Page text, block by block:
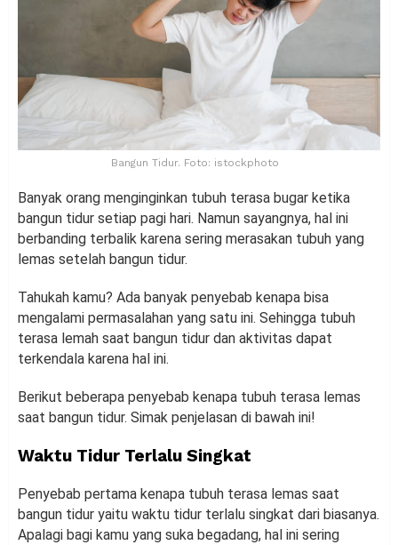
Bangun Tidur. Foto: istockphoto
Banyak orang menginginkan tubuh terasa bugar ketika
bangun tidur setiap pagi hari. Namun sayangnya, hal ini
berbanding terbalik karena sering merasakan tubuh yang
lemas setelah bangun tidur.
Tahukah kamu? Ada banyak penyebab kenapa bisa
mengalami permasalahan yang satu ini. Sehingga tubuh
terasa lemah saat bangun tidur dan aktivitas dapat
terkendala karena hal ini.
Berikut beberapa penyebab kenapa tubuh terasa lemas
saat bangun tidur. Simak penjelasan di bawah ini!
Waktu Tidur Terlalu Singkat
Penyebab pertama kenapa tubuh terasa lemas saat
bangun tidur yaitu waktu tidur terlalu singkat dari biasanya.
Apalagi bagi kamu yang suka begadang, hal ini sering